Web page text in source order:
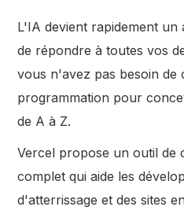
L'IA devient rapidement un
de répondre à toutes vos
vous n'avez pas besoin de
programmation pour
de A à Z.
Vercel propose un outil de
complet qui aide les
d'atterrissage et des sites